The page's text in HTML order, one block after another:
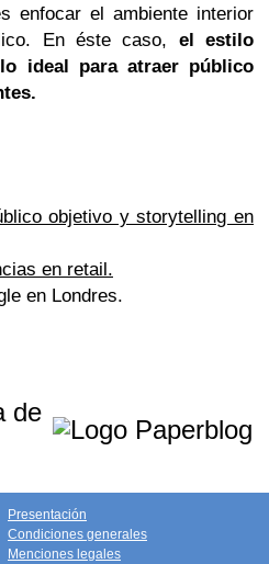
enfocar el ambiente interior
En éste caso, el estilo
ideal para atraer público
objetivo y storytelling en
en retail.
en Londres.
de
Presentación
Condiciones generales
Menciones legales